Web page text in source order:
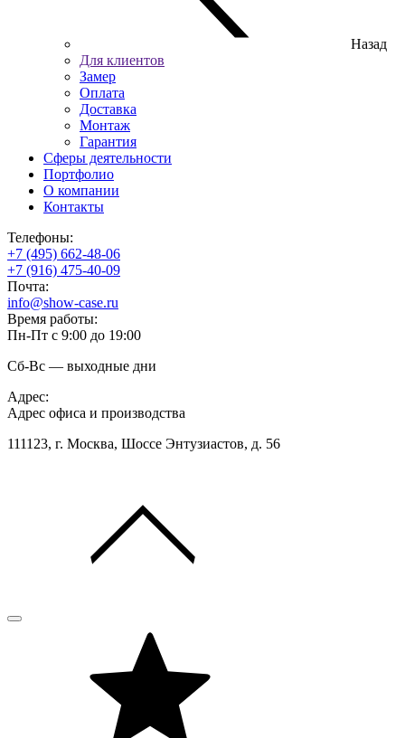
Назад
Для клиентов
Замер
Оплата
Доставка
Монтаж
Гарантия
Сферы деятельности
Портфолио
О компании
Контакты
Телефоны:
+7 (495) 662-48-06
+7 (916) 475-40-09
Почта:
info@show-case.ru
Время работы:
Пн-Пт с 9:00 до 19:00
Сб-Вс — выходные дни
Адрес:
Адрес офиса и производства
111123, г. Москва, Шоссе Энтузиастов, д. 56